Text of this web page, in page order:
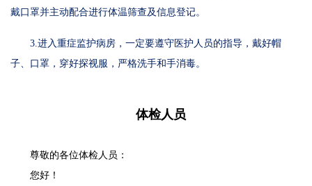
戴口罩并主动配合进行体温筛查及信息登记。
3.进入重症监护病房，一定要遵守医护人员的指导，戴好帽
子、口罩，穿好探视服，严格洗手和手消毒。
体检人员
尊敬的各位体检人员：
您好！